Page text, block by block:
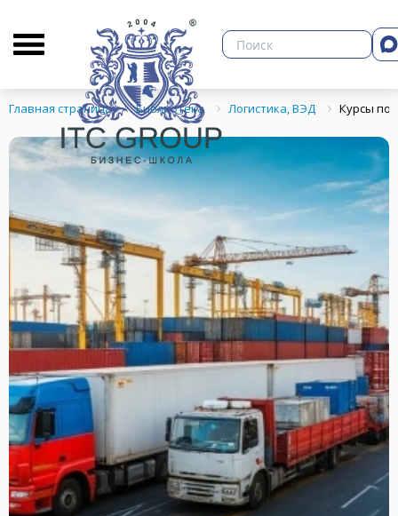
О бизнес-школе Библиотека
Главная страница Библиотека Логистика, ВЭД Курсы по